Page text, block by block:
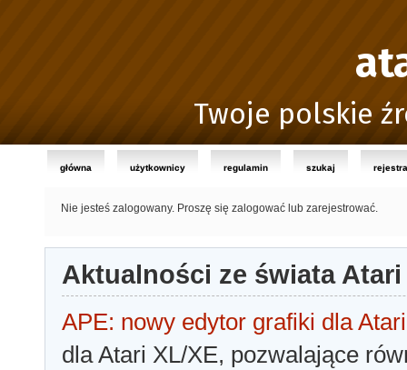
Twoje polskie
główna użytkownicy regulamin szukaj
Nie jesteś zalogowany. Proszę się zalogować lub zarejestrować.
Aktualności ze świata Atari
APE: nowy edytor grafiki dla Atari
dla Atari XL/XE, pozwalające